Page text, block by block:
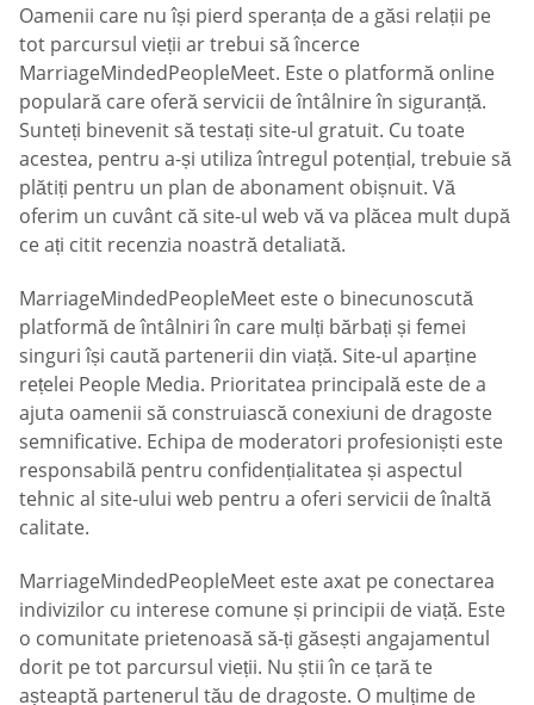
Oamenii care nu își pierd speranța de a găsi relații pe
tot parcursul vieții ar trebui să încerce
MarriageMindedPeopleMeet. Este o platformă online
populară care oferă servicii de întâlnire în siguranță.
Sunteți binevenit să testați site-ul gratuit. Cu toate
acestea, pentru a-și utiliza întregul potențial, trebuie să
plătiți pentru un plan de abonament obișnuit. Vă
oferim un cuvânt că site-ul web vă va plăcea mult după
ce ați citit recenzia noastră detaliată.
MarriageMindedPeopleMeet este o binecunoscută
platformă de întâlniri în care mulți bărbați și femei
singuri își caută partenerii din viață. Site-ul aparține
rețelei People Media. Prioritatea principală este de a
ajuta oamenii să construiască conexiuni de dragoste
semnificative. Echipa de moderatori profesioniști este
responsabilă pentru confidențialitatea și aspectul
tehnic al site-ului web pentru a oferi servicii de înaltă
calitate.
MarriageMindedPeopleMeet este axat pe conectarea
indivizilor cu interese comune și principii de viață. Este
o comunitate prietenoasă să-ți găsești angajamentul
dorit pe tot parcursul vieții. Nu știi în ce țară te
așteaptă partenerul tău de dragoste. O mulțime de